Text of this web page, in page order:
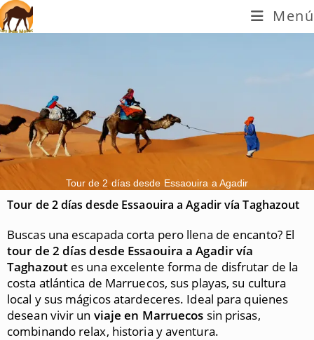
Menú
Tour de 2 días desde Essaouira a Agadir
Tour de 2 días desde Essaouira a Agadir vía Taghazout
Buscas una escapada corta pero llena de encanto? El
tour de 2 días desde Essaouira a Agadir vía
Taghazoutes una excelente forma de disfrutar de la
costa atlántica de Marruecos, sus playas, su cultura
local y sus mágicos atardeceres. Ideal para quienes
desean vivir un viaje en Marruecos sin prisas,
combinando relax, historia y aventura.